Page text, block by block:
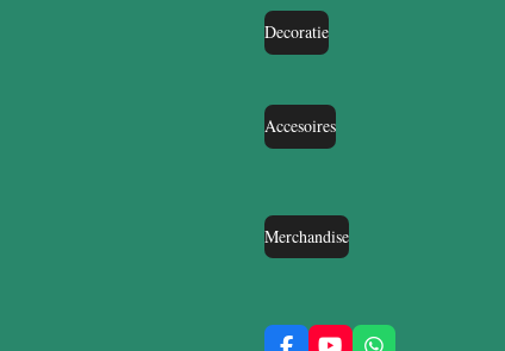
Decoratie
Accesoires
Merchandise